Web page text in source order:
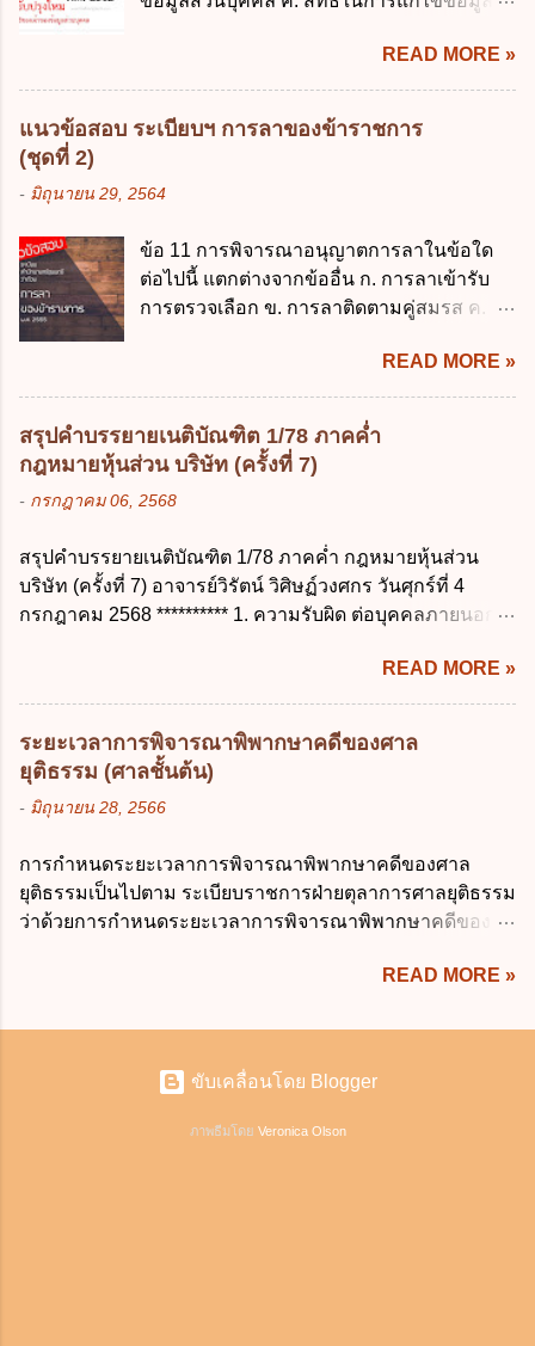
กระทรวงดิจิทัลเพื่อเศร...
ประมาณ พ.ศ. 2561 ข. พระราชบัญญัติวินัย
บัญญัติเงินคงคลัง พ.ศ. 2491 ง. ระเบียบ
กระทรวงการคลัง ว่าด้วยการเบิกเงินจากคลัง
การรับเงิน การจ่ายเงิน การเก็บรักษาเงิน และ
สำรองจ่ายได้แห่งละไม่เกินเท่าใร ก. 100,000
บาท ข. 50,000 บาท ค. 30,000 บาท ง. 10,000
บาท ข้อ 4 ดอกเบี้ยที่เกิดจากการนำเงินทดรอง
การประมวลผลข้อมูลส่วนบุคคล ข้อ 42 ผู้
ควบคุมข้อมูลส่วนบุคคลต้องแก้ไขข้อมูลส่วน
บุคคลตามหลักการข้อใด ก. ถูกต้อง เป็น
กฎหมายคุ้มครองข้อมูลส่วนบุคคล ในกรณีผู้
ข้อมูลส่วนบุคคลให้ถูกต้อง ก. ร้องทุกข์ ข. ร้อง
เรียน ค. อุทธรณ์ ง. ฟ้องร้อง ข้อ 44 หลักการ
สำคัญของสิทธิในการลบข้อมูลส่วนบุคคล คือ
ลบข้อมูลส่วนบุคคล ข. ขอให้ทำลายข้อมูล
ส่วนบุคคล ค. ทำให้ข้อมูลส่วนบุคคลไม่
สามารถระบุถึงตนได้ ง. ถูกทุกข้อ ข้อ 45
เงื่อนไข ในการใช้สิทธิลบข้อมูลส่วนบุคคล ข้อ
ส่วนบุคคลที่ไม่สมบูรณ์ ค. เจ้าของข้อมูลส่วน
บุคคลถอนความยินยอมในการเก็บรวบรวม
ใช้หรือเปิดเผยข้อมูลส่วนบุคคล ง. ข้อมูลส่วน
บุคคลได้ถูกใช้ประมวลผลโดยไม่ชอบด้วย
READ MORE »
แนวข้อสอบ ระเบียบฯ การลาของข้าราชการ
(ชุดที่ 2)
- มิถุนายน 29, 2564
ข้อ 11 การพิจารณาอนุญาตการลาในข้อใด
ต่อไปนี้ แตกต่างจากข้ออื่น ก. การลาเข้ารับ
การตรวจเลือก ข. การลาติดตามคู่สมรส ค.
ปฏิบัติการวิจัย หรือดูงาน ข้อ 12 ข้อใด ไม่ ถูก
ต้องเกี่ยวกับการลาไปช่วยเหลือภริยาที่คลอด
บุตร ก. ต้องเป็นภริยาโดยชอบด้วยกฎหมาย ข.
ลาได้เพียงครั้งเดียว ค. ต้องลาภายใน 90 วัน
นับแต่วันที่คลอดบุตร ง. ลาได้ครั้งหนึ่งติดต่อ
กันไม่เกิน 15 วันทำการ ข้อ 13 สิทธิลากิจส่วน
เกิน 90 วัน ข. ลาต่อเนื่องจากการคลอดบุตรได้
ไม่เกิน 90 วันทำการ ค. ลาได้ไม่เกิน 120 วัน
ง. ลาต่อเนื่องจากการคลอดบุตรได้ไม่เกิน 150
รัฐมนตรี ว่าด้วยการลาของข้าราชการ พ.ศ.
2555 กำหนดให้ข้าราชการที่รับราชการติดต่อ
กันมาแล้วไม่น้อยกว่า 10 ปี มีสิทธินำวันลาพัก
ผ่อนสะสมรวมกับวันลาพักผ่อนในปีปัจจุบันได้
15 การลาติดตามคู่สมรส ต้องมีระยะเวลาไม่
เกินกำหนดในข้อใดเพื่อมิให้มีผลเป็นการลา
ออกจากราชการ ก. ไม่เกิน 2 ปี ข. ไม่เกิน 3...
READ MORE »
สรุปคำบรรยายเนติบัณฑิต 1/78 ภาคค่ำ
กฎหมายหุ้นส่วน บริษัท (ครั้งที่ 7)
- กรกฎาคม 06, 2568
สรุปคำบรรยายเนติบัณฑิต 1/78 ภาคค่ำ กฎหมายหุ้นส่วน
บริษัท (ครั้งที่ 7) อาจารย์วิรัตน์ วิศิษฏ์วงศกร วันศุกร์ที่ 4
กรกฎาคม 2568 ********** 1. ความรับผิด ต่อบุคคลภายนอก
คนใดคนหนึ่งได้จัดทำไปในทางที่เป็น ธรรมดาการค้าขาย
ของห้างหุ้นส่วน ม.1050 , 1025 โดยพิจารณาตามสภาพแห่ง
กิจการ การงานของห้าง และประเพณีทางการค้า -หุ้นส่วน
ต้องจัดการในนามของห้าง ไม่ว่าจะมีมูลเหตุจูงใจเพราะทุจริต
หรือมีอำนาจจัดการหรือไม่ก็ตาม จึงเป็นไปตามหลักกฎหมาย
ปิดปากหุ้นส่วนคนอื่น และหลักลูกหนี้ร่วมตามม.291 เพื่อ
เกิดมูลหนี้ใดก็ตาม รวมถึงมูลละเมิด 1.1) กรณีห้างหุ้นส่วน
สามัญจดทะเบียน เมื่อห้าง ผิดนัด ชำระหนี้ เจ้าหนี้ของห้างฯ
ชอบที่จะเรียกให้ชำระหนี้เอาแต่ผู้เป็นหุ้นส่วนคนใคคนหนึ่ง
ห้างยังมีพอที่จะชำระหนี้ได้ และการที่จะบังคับเอาแก่ห้างนั้น
READ MORE »
ระยะเวลาการพิจารณาพิพากษาคดีของศาล
ยุติธรรม (ศาลชั้นต้น)
- มิถุนายน 28, 2566
การกำหนดระยะเวลาการพิจารณาพิพากษาคดีของศาล
ยุติธรรมเป็นไปตาม ระเบียบราชการฝ่ายตุลาการศาลยุติธรรม
ว่าด้วยการกำหนดระยะเวลาการพิจารณาพิพากษาคดีของ
ไว้เป็นอย่างอื่น ซึ่งมีผลใช้บังคับตั้งแต่วันที่ 24 มกราคม 2566
ประโยชน์ในการบริหารจัดการคดี ให้จำแนกลักษณะหรือ
ประเภทคดีออกเป็น 3 ประเภท ดังนี้ (1) คดีจัดการพิเศษ คือ
คดีลักษณะที่ไม่มีความยุ่งยากซับซ้อนและมีแนวโน้มที่จะ
พิจารณาให้เสร็จได้ภายในนัดเดียว หรือในวันหนึ่งสามารถ
READ MORE »
ขับเคลื่อนโดย Blogger
ภาพธีมโดย Veronica Olson